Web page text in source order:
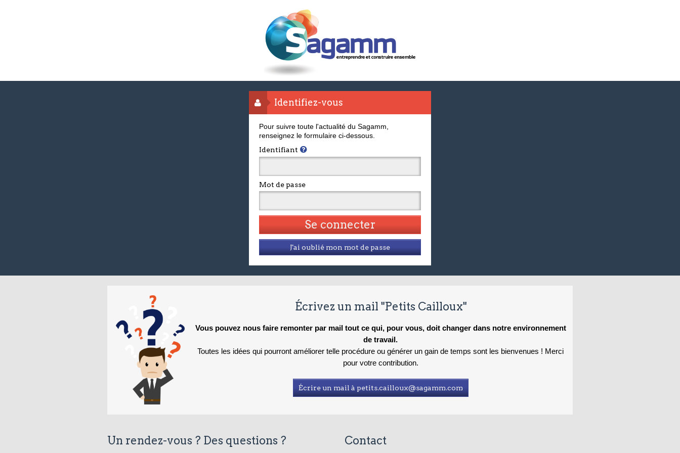
Identifiez-vous
Pour suivre toute l'actualité du Sagamm,
renseignez le formulaire ci-dessous.
Identifiant
Mot de passe
J'ai oublié mon mot de passe
Écrivez un mail "Petits Cailloux"
Vous pouvez nous faire remonter par mail tout ce qui, pour vous, doit changer dans notre environnement
de travail.
Toutes les idées qui pourront améliorer telle procédure ou générer un gain de temps sont les bienvenues ! Merci
pour votre contribution.
Écrire un mail à petits.cailloux@sagamm.com
Un rendez-vous ? Des questions ? Contact